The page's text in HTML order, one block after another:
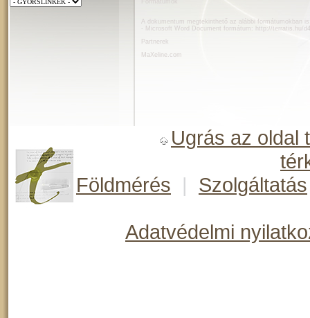
A dokumentum megtekinthető az alábbi formátumokban
- Microsoft Word Document formátum:
http://terratis.hu/
Partnerek
MaXeline.com
Ugrás az oldal
Földmérés
| Szolgáltatás
Adatvédelmi